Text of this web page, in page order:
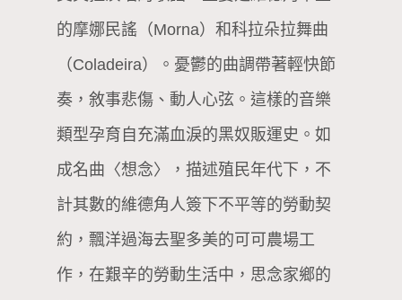
的摩娜民謠（Morna）和科拉朵拉舞曲
（Coladeira）。憂鬱的曲調帶著輕快節
奏，敘事悲傷、動人心弦。這樣的音樂
類型孕育自充滿血淚的黑奴販運史。如
成名曲〈想念〉，描述殖民年代下，不
計其數的維德角人簽下不平等的勞動契
約，飄洋過海去聖多美的可可農場工
作，在艱辛的勞動生活中，思念家鄉的